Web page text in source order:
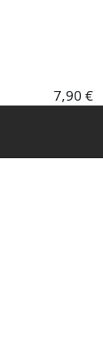
7,90 €